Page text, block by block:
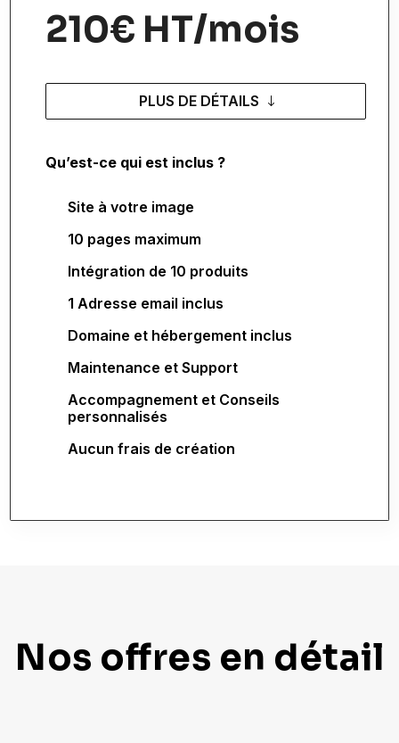
210€ HT/mois
PLUS DE DÉTAILS
Qu’est-ce qui est inclus ?
Site à votre image
10 pages maximum
Intégration de 10 produits
1 Adresse email inclus
Domaine et hébergement inclus
Maintenance et Support
Accompagnement et Conseils
personnalisés
Aucun frais de création
Nos offres en détail